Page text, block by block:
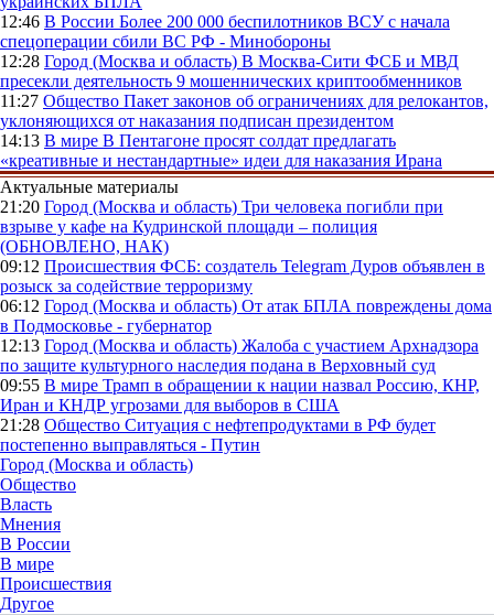
12:46 В России Более 200 000 беспилотников ВСУ с начала
спецоперации сбили ВС РФ - Минобороны
12:28 Город (Москва и область) В Москва-Сити ФСБ и МВД
пресекли деятельность 9 мошеннических криптообменников
11:27 Общество Пакет законов об ограничениях для релокантов,
уклоняющихся от наказания подписан президентом
14:13 В мире В Пентагоне просят солдат предлагать
«креативные и нестандартные» идеи для наказания Ирана
Актуальные материалы
21:20 Город (Москва и область) Три человека погибли при
взрыве у кафе на Кудринской площади – полиция
(ОБНОВЛЕНО, НАК)
09:12 Происшествия ФСБ: создатель Telegram Дуров объявлен в
розыск за содействие терроризму
06:12 Город (Москва и область) От атак БПЛА повреждены дома
в Подмосковье - губернатор
12:13 Город (Москва и область) Жалоба с участием Архнадзора
по защите культурного наследия подана в Верховный суд
09:55 В мире Трамп в обращении к нации назвал Россию, КНР,
Иран и КНДР угрозами для выборов в США
21:28 Общество Ситуация с нефтепродуктами в РФ будет
постепенно выправляться - Путин
Город (Москва и область)
Общество
Власть
Мнения
В России
В мире
Происшествия
Другое